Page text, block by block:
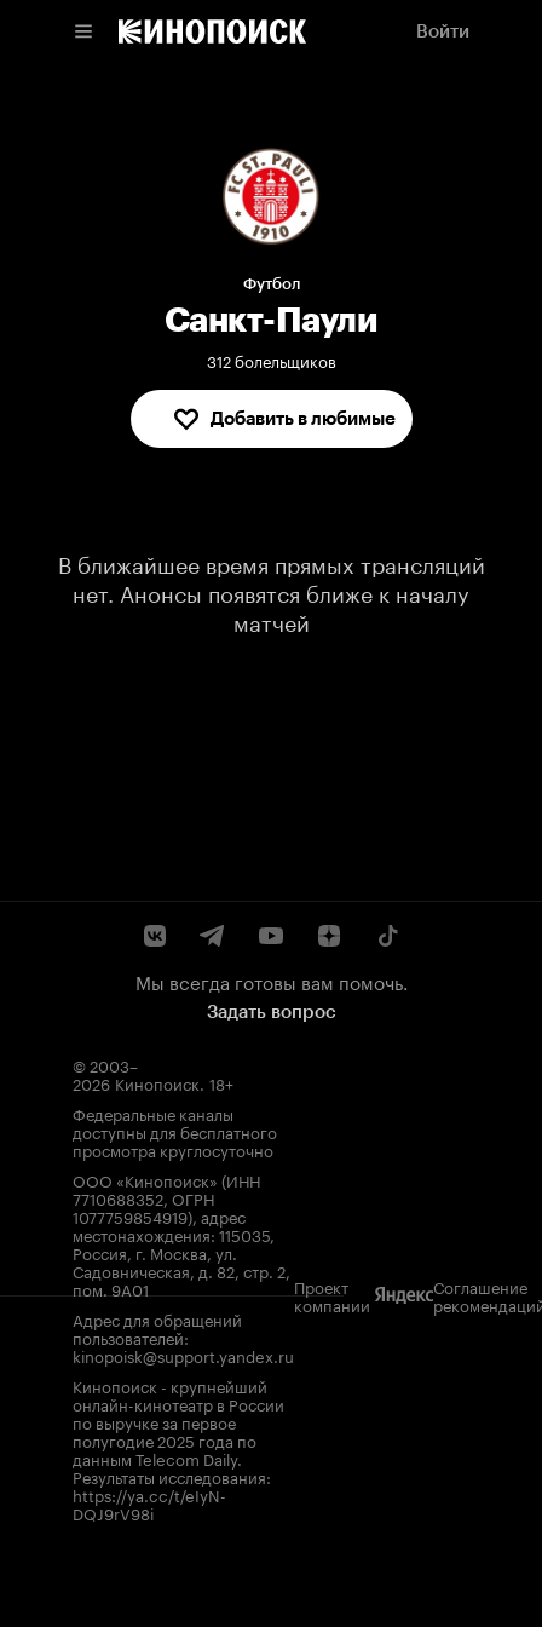
Войти
Футбол
Санкт-Паули
312 болельщиков
Добавить в любимые
В любимых
В ближайшее время прямых трансляций
нет. Анонсы появятся ближе к началу
матчей
Мы всегда готовы вам помочь.
Задать вопрос
© 2003–
2026 Кинопоиск 18+
Федеральные каналы
доступны для бесплатного
просмотра круглосуточно
ООО «Кинопоиск» (ИНН
7710688352, ОГРН
1077759854919), адрес
местонахождения: 115035,
Россия, г. Москва, ул.
Садовническая, д. 82, стр. 2,
пом. 9А01
Адрес для обращений
пользователей:
kinopoisk@support.yandex.ru
Кинопоиск - крупнейший
онлайн-кинотеатр в России
по выручке за первое
полугодие 2025 года по
данным Telecom Daily.
Результаты исследования:
https://ya.cc/t/eIyN-
DQJ9rV98i
Проект
компании
Соглашение